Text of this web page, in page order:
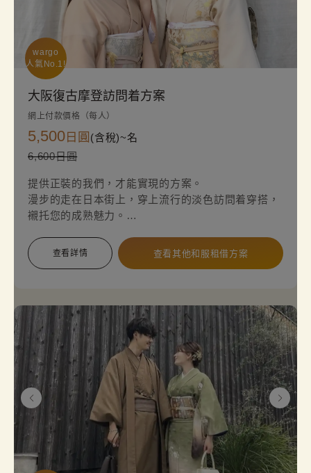
wargo
人氣No.1!
大阪復古摩登訪問着方案
網上付款價格（每人）
5,500 日圓 (含稅)~名
6,600日圓
提供正裝的我們，才能實現的方案。
漫步的走在日本街上，穿上流行的淡色訪問着穿搭，
襯托您的成熟魅力。
※請注意，必須使用袋帶，因此會額外收取2,200日
查看詳情 查看其他和服租借方案